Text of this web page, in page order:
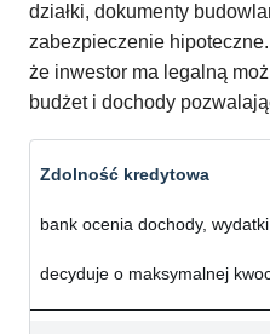
działki, dokumenty
zabezpieczenie
że inwestor ma legalną
budżet i dochody
Zdolność kredytowa
bank ocenia dochody,
decyduje o maksymalnej